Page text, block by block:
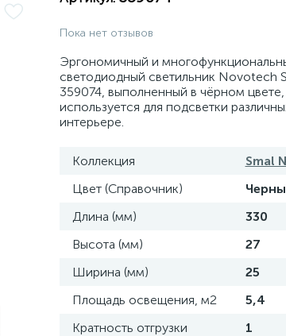
Пока нет отзывов
Эргономичный и
светодиодный светильник Novotech
359074, выполненный в чёрном
используется для подсветки
интерьере.
Коллекция
Smal
Цвет (Справочник)
Длина (мм)
330
Высота (мм)
27
Ширина (мм)
25
Площадь освещения, м2
5,4
Кратность отгрузки
1